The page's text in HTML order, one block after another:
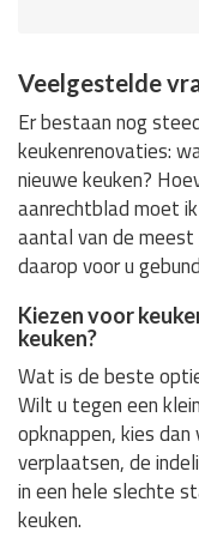
Veelgestelde
Er bestaan nog
keukenrenovaties:
nieuwe keuken?
aanrechtblad moet
aantal van de
daarop voor u
Kiezen voor
keuken?
Wat is de beste
Wilt u tegen een
opknappen, kies
verplaatsen, de
in een hele slechte
keuken.